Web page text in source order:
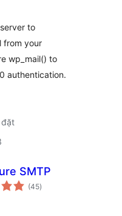
to
from your
wp_mail() to
authentication.
đặt
SMTP
(45tổng
đánh
)